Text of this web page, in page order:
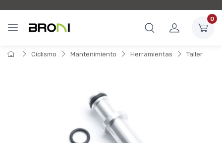
0
Ciclismo Mantenimiento Herramientas Taller